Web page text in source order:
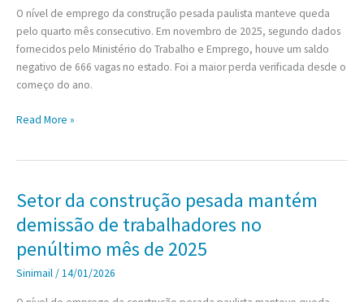
dos
Transportes
para
2026
O nível de emprego da construção pesada paulista manteve queda
pelo quarto mês consecutivo. Em novembro de 2025, segundo dados
fornecidos pelo Ministério do Trabalho e Emprego, houve um saldo
negativo de 666 vagas no estado. Foi a maior perda verificada desde o
começo do ano.
Emprego
registra
em
dezembro
de
2025
o
Read More »
Setor da construção pesada mantém
demissão de trabalhadores no
penúltimo mês de 2025
Sinimail/14/01/2026